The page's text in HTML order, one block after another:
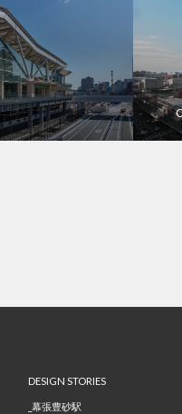
DESIGN STORIES
幕張豊砂駅